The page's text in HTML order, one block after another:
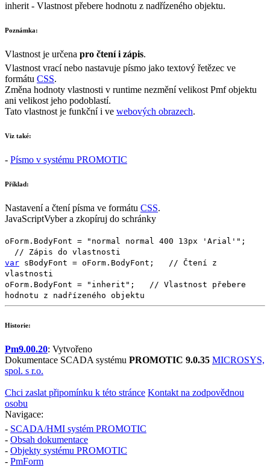
inherit - Vlastnost přebere hodnotu z nadřízeného objektu.
Poznámka:
Vlastnost je určena pro čtení i zápis.
Vlastnost vrací nebo nastavuje písmo jako textový řetězec ve
formátu CSS.
Změna hodnoty vlastnosti v runtime nezmění velikost Pmfobjektu
ani velikost jeho podoblastí.
Tato vlastnost je funkční i ve webových obrazech.
Viz také:
- Písmo v systému PROMOTIC
Příklad:
Nastavení a čtení písma ve formátu CSS.
JavaScriptVyber a zkopíruj do schránky
oForm . BodyFont = "normal normal 400 13px 'Arial'" ;
// Zápis do vlastnosti
var sBodyFont = oForm . BodyFont ; // Čtení z
vlastnosti
oForm . BodyFont = "inherit" ; // Vlastnost přebere
hodnotu z nadřízeného objektu
Historie:
Pm9.00.20: Vytvořeno
Dokumentace SCADA systému PROMOTIC 9.0.35 MICROSYS,
spol. s r.o.
Chci zaslat připomínku k této stránce Kontakt na zodpovědnou
osobu
Navigace:
- SCADA/HMI systém PROMOTIC
- Obsah dokumentace
- Objekty systému PROMOTIC
- PmForm